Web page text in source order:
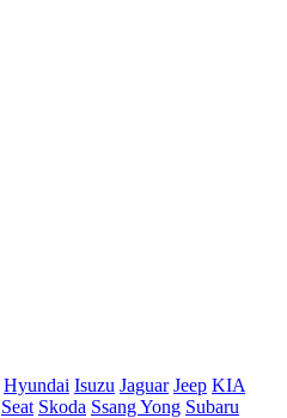
Hyundai Isuzu Jaguar Jeep KIA
Seat Skoda Ssang Yong Subaru